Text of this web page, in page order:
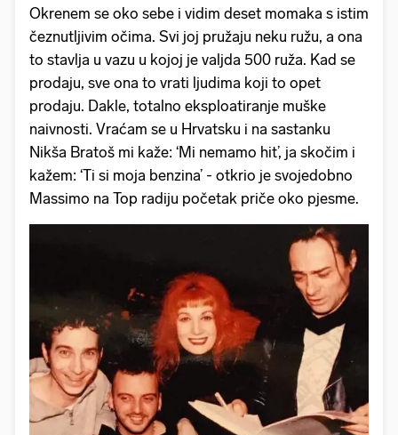
Okrenem se oko sebe i vidim deset momaka s istim
čeznutljivim očima. Svi joj pružaju neku ružu, a ona
to stavlja u vazu u kojoj je valjda 500 ruža. Kad se
prodaju, sve ona to vrati ljudima koji to opet
prodaju. Dakle, totalno eksploatiranje muške
naivnosti. Vraćam se u Hrvatsku i na sastanku
Nikša Bratoš mi kaže: ‘Mi nemamo hit’, ja skočim i
kažem: ‘Ti si moja benzina’ - otkrio je svojedobno
Massimo na Top radiju početak priče oko pjesme.